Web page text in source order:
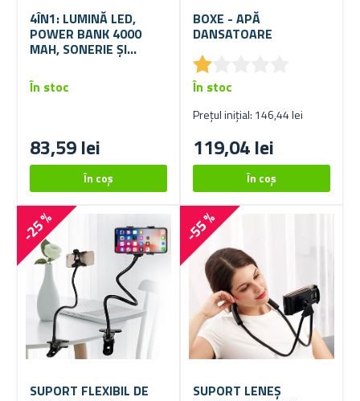
4ÎN1: LUMINĂ LED,
POWER BANK 4000
MAH, SONERIE ȘI
TELEFON PENTRU
BICICLETĂ
83,59 lei
În stoc
BOXE - APĂ
DANSATOARE
★
★
Prețul inițial: 146,44 lei
119,04 lei
În stoc
-25 %
SUPORT FLEXIBIL DE
-55 %
SUPORT LENEȘ